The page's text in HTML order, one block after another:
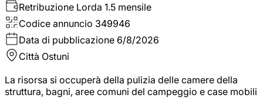
Retribuzione Lorda 1.5 mensile
Codice annuncio 349946
Data di pubblicazione 6/8/2026
Città Ostuni
La risorsa si occuperà della pulizia delle camere della
struttura, bagni, aree comuni del campeggio e case mobili